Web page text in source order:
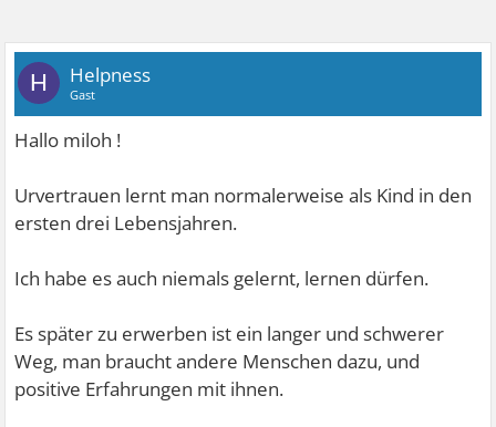
H Helpness
Gast
Hallo miloh !
Urvertrauen lernt man normalerweise als Kind in den
ersten drei Lebensjahren.
Ich habe es auch niemals gelernt, lernen dürfen.
Es später zu erwerben ist ein langer und schwerer
Weg, man braucht andere Menschen dazu, und
positive Erfahrungen mit ihnen.